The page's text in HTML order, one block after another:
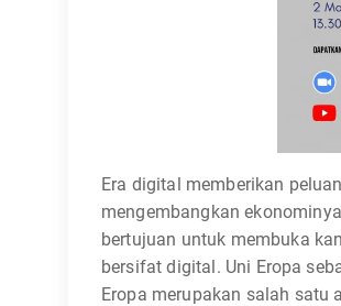
Era digital memberikan
mengembangkan
bertujuan untuk membuka
bersifat digital. Uni Eropa
Eropa merupakan salah satu